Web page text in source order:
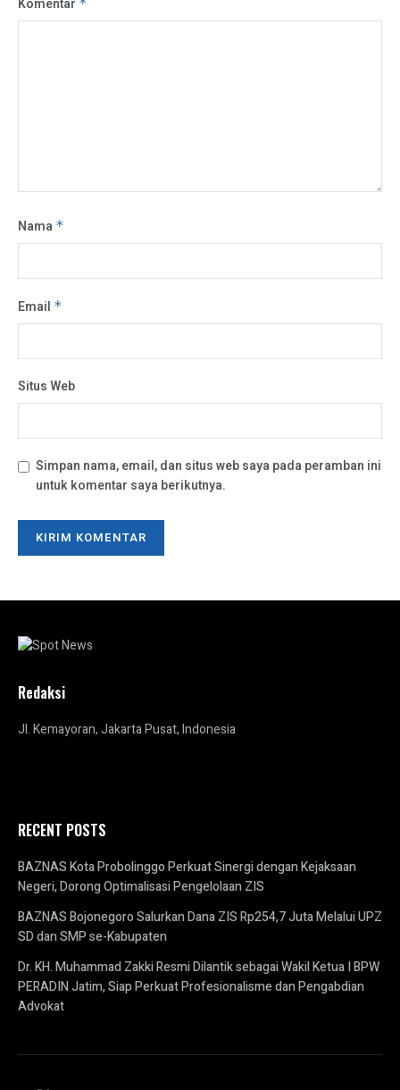
Nama *
Email *
Situs Web
Simpan nama, email, dan situs web saya pada peramban ini
untuk komentar saya berikutnya.
Redaksi
Jl. Kemayoran, Jakarta Pusat, Indonesia
RECENT POSTS
BAZNAS Kota Probolinggo Perkuat Sinergi dengan Kejaksaan
Negeri, Dorong Optimalisasi Pengelolaan ZIS
BAZNAS Bojonegoro Salurkan Dana ZIS Rp254,7 Juta Melalui UPZ
SD dan SMP se-Kabupaten
Dr. KH. Muhammad Zakki Resmi Dilantik sebagai Wakil Ketua I BPW
PERADIN Jatim, Siap Perkuat Profesionalisme dan Pengabdian
Advokat